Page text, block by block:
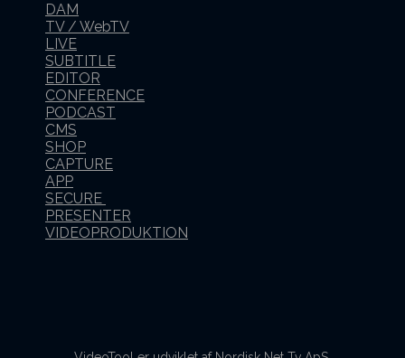
DAM
TV / WebTV
LIVE
SUBTITLE
EDITOR
CONFERENCE
PODCAST
CMS
SHOP
CAPTURE
APP
SECURE
PRESENTER
VIDEOPRODUKTION